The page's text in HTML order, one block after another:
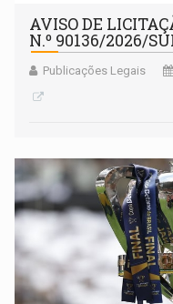
AVISO DE
N.º 90136/2026/
Publicações Legais